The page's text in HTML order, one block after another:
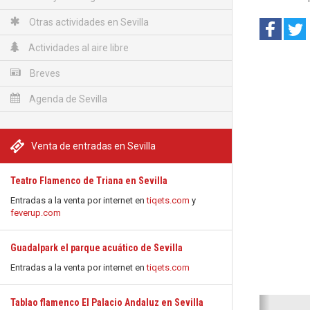
Otras actividades en Sevilla
Actividades al aire libre
Breves
Agenda de Sevilla
Venta de entradas en Sevilla
Teatro Flamenco de Triana en Sevilla
Entradas a la venta por internet entiqets.com y
feverup.com
Guadalpark el parque acuático de Sevilla
Entradas a la venta por internet entiqets.com
Tablao flamenco El Palacio Andaluz en Sevilla